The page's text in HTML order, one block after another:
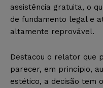
assistência gratuita, o
de fundamento legal e
altamente reprovável.
Destacou o relator que
parecer, em princípio,
estético, a decisão tem